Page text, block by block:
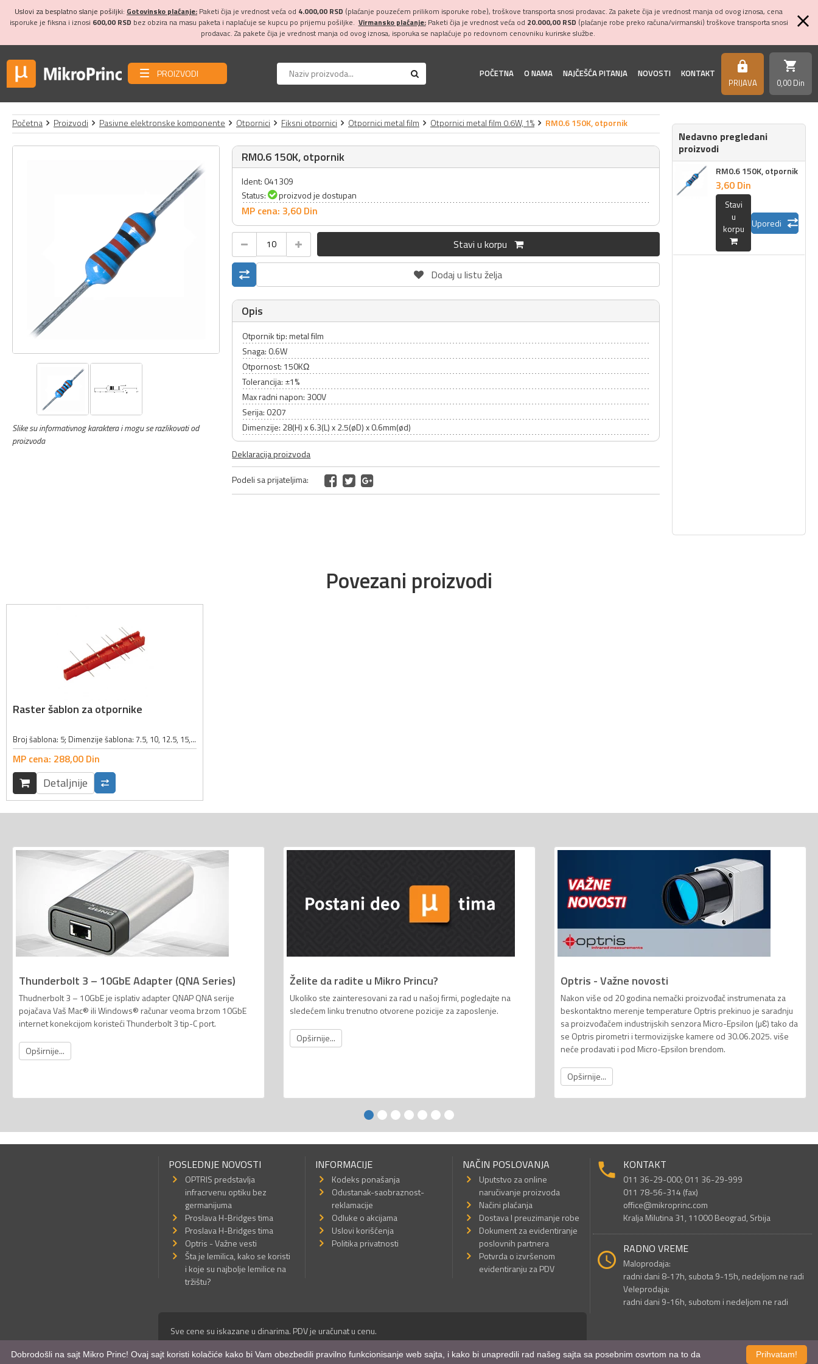
Uslovi za besplatno slanje pošiljki: Gotovinsko plaćanje: Paketi čija je vrednost veća od 4.000,00 RSD (plaćanje pouzećem prilikom isporuke robe), troškove transporta snosi prodavac. Za pakete čija je vrednost manja od ovog iznosa, cena
isporuke je fiksna i iznosi 600,00 RSD bez obzira na masu paketa i naplaćuje se kupcu po prijemu pošiljke. Virmansko plaćanje:Paketi čija je vrednost veća od 20.000,00 RSD (plaćanje robe preko računa/virmanski) troškove transporta snosi
prodavac. Za pakete čija je vrednost manja od ovog iznosa, isporuka se naplaćuje po redovnom cenovniku kurirske službe.
PROIZVODI POČETNA O NAMA NAJČEŠĆA PITANJA NOVOSTI KONTAKT https
PRIJAVA
shopping_cart
0,00 Din
Početna Proizvodi Pasivne elektronske komponente Otpornici Fiksni otpornici Otpornici metal film Otpornici metal film 0.6W, 1% RM0.6 150K, otpornik
Slike su informativnog karaktera i mogu se razlikovati od
proizvoda
RM0.6 150K, otpornik
Ident: 041309
Status:
proizvod je dostupan
MP cena: 3,60 Din
Stavi u korpu
Dodaj u listu želja
Opis
Otpornik tip: metal film
Snaga: 0.6W
Otpornost: 150KΩ
Tolerancija: ±1%
Max radni napon: 300V
Serija: 0207
Dimenzije: 28(H) x 6.3(L) x 2.5(øD) x 0.6mm(ød)
Deklaracija proizvoda
Podeli sa prijateljima:
Nedavno pregledani
proizvodi
RM0.6 150K, otpornik
3,60 Din
Stavi
u
korpu
Uporedi
Povezani proizvodi
Raster šablon za otpornike
Broj šablona: 5; Dimenzije šablona: 7.5, 10, 12.5, 15, 17.5mm; Boja: crvena;
MP cena: 288,00 Din
Detaljnije
Thunderbolt 3 – 10GbE Adapter (QNA Series)
Thudnerbolt 3 – 10GbE je isplativ adapter QNAP QNA serije
pojačava Vaš Mac® ili Windows® računar veoma brzom 10GbE
internet konekcijom koristeći Thunderbolt 3 tip-C port.
Opširnije...
Želite da radite u Mikro Princu?
Ukoliko ste zainteresovani za rad u našoj firmi, pogledajte na
sledećem linku trenutno otvorene pozicije za zaposlenje.
Opširnije...
Optris - Važne novosti
Nakon više od 20 godina nemački proizvođač instrumenata za
beskontaktno merenje temperature Optris prekinuo je saradnju
sa proizvođačem industrijskih senzora Micro-Epsilon (µƐ) tako da
se Optris pirometri i termovizijske kamere od 30.06.2025. više
neće prodavati i pod Micro-Epsilon brendom.
Opširnije...
POSLEDNJE NOVOSTI
OPTRIS predstavlja
infracrvenu optiku bez
germanijuma
Proslava H-Bridges tima
Proslava H-Bridges tima
Optris - Važne vesti
Šta je lemilica, kako se koristi
i koje su najbolje lemilice na
tržištu?
INFORMACIJE
Kodeks ponašanja
Odustanak-saobraznost-
reklamacije
Odluke o akcijama
Uslovi korišćenja
Politika privatnosti
NAČIN POSLOVANJA
Uputstvo za online
naručivanje proizvoda
Načini plaćanja
Dostava I preuzimanje robe
Dokument za evidentiranje
poslovnih partnera
Potvrda o izvršenom
evidentiranju za PDV
KONTAKT
011 36-29-000; 011 36-29-999
011 78-56-314 (fax)
office@mikroprinc.com
Kralja Milutina 31, 11000 Beograd, Srbija
RADNO VREME
Maloprodaja:
radni dani 8-17h, subota 9-15h, nedeljom ne radi
Veleprodaja:
radni dani 9-16h, subotom i nedeljom ne radi
Sve cene su iskazane u dinarima. PDV je uračunat u cenu.
© Mikro Princ 1999 - 2026. Sva prava su zadržana.
Kreirao*nbgcreator |Izdrada Internet prodavnice,Izrada sajtaimobilnih aplikacijai SEO optimizacija Prihvatam!
Dobrodošli na sajt Mikro Princ! Ovaj sajt koristi kolačiće kako bi Vam obezbedili pravilno funkcionisanje web sajta, i kako bi unapredili rad našeg sajta sa posebnim osvrtom na to da